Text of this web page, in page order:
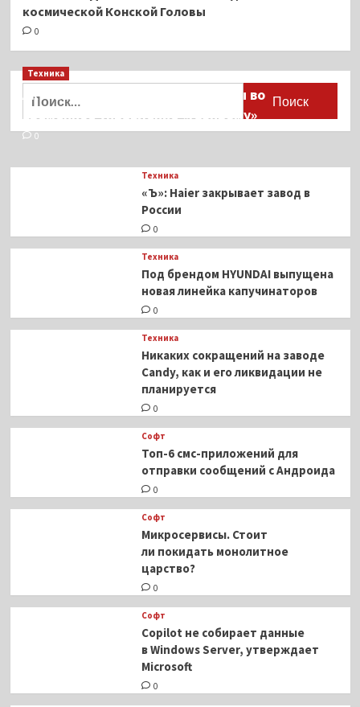
космической Конской Головы
0
Техника
Активы Ariston и Bosch переданы во
временное управление «Газпрому»
0
Техника
«Ъ»: Haier закрывает завод в
России
0
Техника
Под брендом HYUNDAI выпущена
новая линейка капучинаторов
0
Техника
Никаких сокращений на заводе
Candy, как и его ликвидации не
планируется
0
Софт
Топ-6 смс-приложений для
отправки сообщений с Андроида
0
Софт
Микросервисы. Стоит
ли покидать монолитное
царство?
0
Софт
Copilot не собирает данные
в Windows Server, утверждает
Microsoft
0